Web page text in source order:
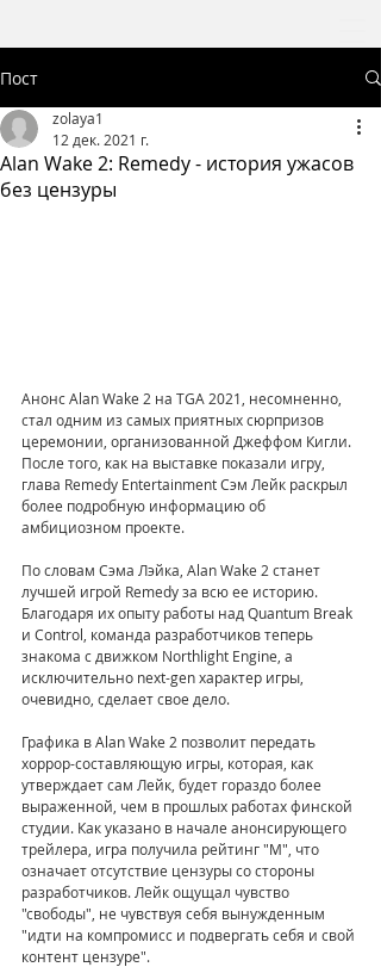
Пост
Alan Wake 2: Remedy - история ужасов
без цензуры
zolaya1
12 дек. 2021 г.
Анонс Alan Wake 2 на TGA 2021, несомненно,
стал одним из самых приятных сюрпризов
церемонии, организованной Джеффом Кигли.
После того, как на выставке показали игру,
глава Remedy Entertainment Сэм Лейк раскрыл
более подробную информацию об
амбициозном проекте.
По словам Сэма Лэйка, Alan Wake 2 станет
лучшей игрой Remedy за всю ее историю.
Благодаря их опыту работы над Quantum Break
и Control, команда разработчиков теперь
знакома с движком Northlight Engine, а
исключительно next-gen характер игры,
очевидно, сделает свое дело.
Графика в Alan Wake 2 позволит передать
хоррор-составляющую игры, которая, как
утверждает сам Лейк, будет гораздо более
выраженной, чем в прошлых работах финской
студии. Как указано в начале анонсирующего
трейлера, игра получила рейтинг "M", что
означает отсутствие цензуры со стороны
разработчиков. Лейк ощущал чувство
"свободы", не чувствуя себя вынужденным
"идти на компромисс и подвергать себя и свой
контент цензуре".